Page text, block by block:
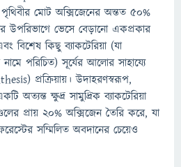
মোট অক্সিজেনের অন্তত ৫০%
উপরিভাগে ভেসে বেড়ানো একপ্রকার
বিশেষ কিছু ব্যাকটেরিয়া (যা
নামে পরিচিত) সূর্যের আলোর সাহায্যে
প্রক্রিয়ায়। উদাহরণস্বরূপ,
অত্যন্ত ক্ষুদ্র সামুদ্রিক ব্যাকটেরিয়া
প্রায় ২০% অক্সিজেন তৈরি করে, যা
সম্মিলিত অবদানের চেয়েও